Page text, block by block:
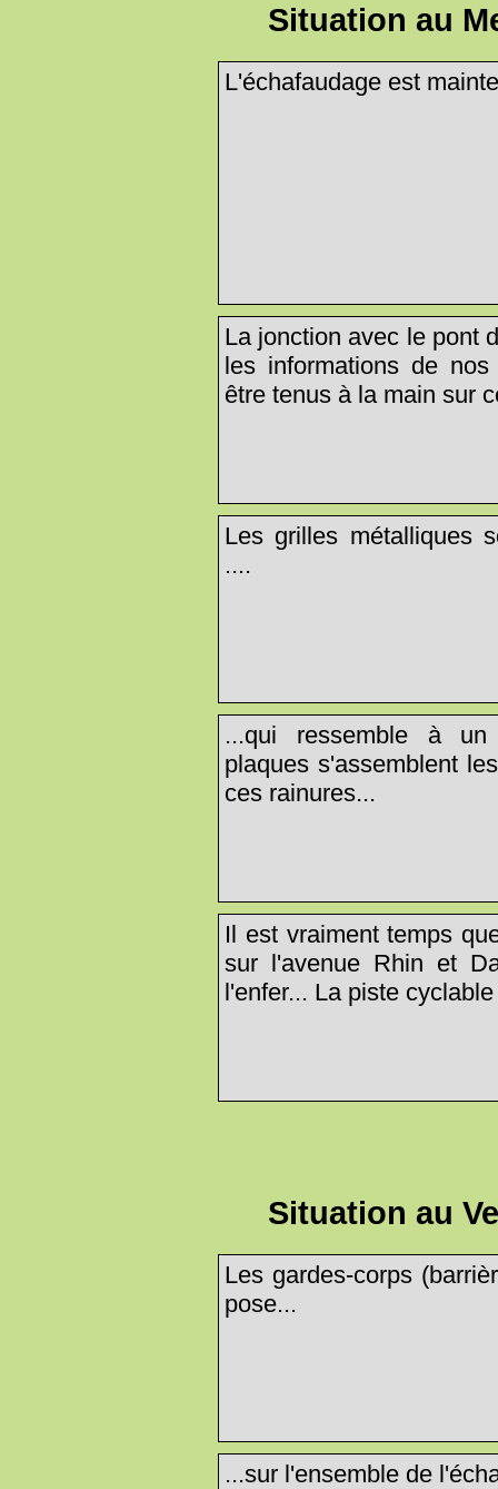
Situation au
L'échafaudage est
La jonction avec le pont
les informations de
être tenus à la main sur
Les grilles métalliques
....
...qui ressemble à un
plaques s'assemblent
ces rainures...
Il est vraiment temps
sur l'avenue Rhin et
l'enfer... La piste
Situation au
Les gardes-corps
pose...
...sur l'ensemble de